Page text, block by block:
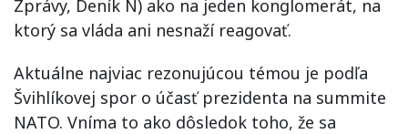
Zprávy, Deník N) ako na jeden konglomerát, na
ktorý sa vláda ani nesnaží reagovať.
Aktuálne najviac rezonujúcou témou je podľa
Švihlíkovej spor o účasť prezidenta na summite
NATO. Vníma to ako dôsledok toho, že sa